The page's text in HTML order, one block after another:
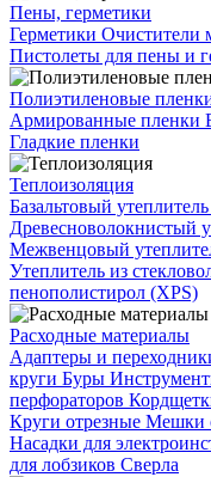
Пены, герметики
Герметики Очистители
Пистолеты для пены и
Полиэтиленовые
Армированные пленки
Гладкие пленки
Теплоизоляция
Базальтовый утеплитель
Древесноволокнистый
Межвенцовый
Утеплитель из
пенополистирол (XPS)
Расходные материалы
Адаптеры и
круги Буры
перфораторов
Круги отрезные Мешки
Насадки для
для лобзиков Сверла